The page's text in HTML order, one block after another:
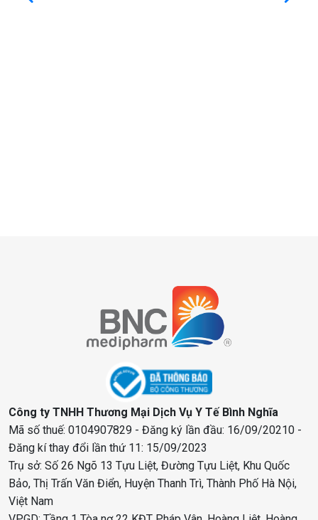
Công ty TNHH Thương Mại Dịch Vụ Y Tế Bình Nghĩa
Mã số thuế: 0104907829 - Đăng ký lần đầu: 16/09/20210 -
Đăng kí thay đổi lần thứ 11: 15/09/2023
Trụ sở: Số 26 Ngõ 13 Tựu Liệt, Đường Tựu Liệt, Khu Quốc
Bảo, Thị Trấn Văn Điển, Huyện Thanh Trì, Thành Phố Hà Nội,
Việt Nam